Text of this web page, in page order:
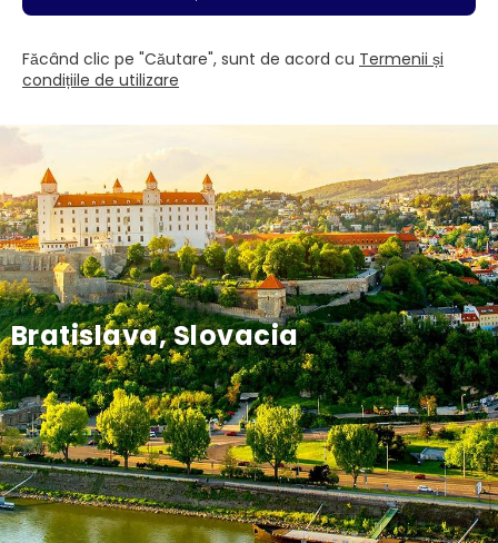
Bratislava, Slovacia
Făcând clic pe "Căutare", sunt de acord cu Termenii și
condițiile de utilizare